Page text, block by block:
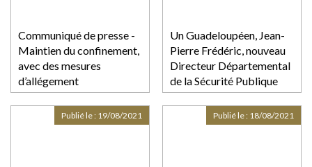
Communiqué de presse -
Maintien du confinement,
avec des mesures
d’allégement
Un Guadeloupéen, Jean-
Pierre Frédéric, nouveau
Directeur Départemental
de la Sécurité Publique
Publié le : 19/08/2021 Publié le : 18/08/2021